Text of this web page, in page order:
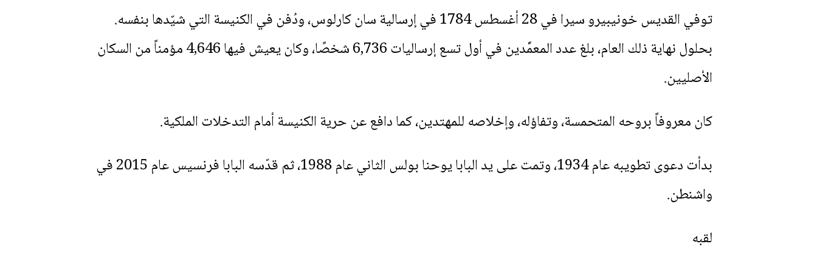
توفي القديس خونيبيرو سيرا في 28 أغسطس 1784 في إرسالية سان كارلوس، ودُفن في الكنيسة التي شيّدها بنفسه.
بحلول نهاية ذلك العام، بلغ عدد المعمَّدين في أول تسع إرساليات 6,736 شخصًا، وكان يعيش فيها 4,646 مؤمناً من السكان
الأصليين.
كان معروفاً بروحه المتحمسة، وتفاؤله، وإخلاصه للمهتدين، كما دافع عن حرية الكنيسة أمام التدخلات الملكية.
بدأت دعوى تطويبه عام 1934، وتمت على يد البابا يوحنا بولس الثاني عام 1988، ثم قدّسه البابا فرنسيس عام 2015 في
واشنطن.
لقبه